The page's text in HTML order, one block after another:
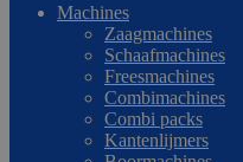
Machines
Zaagmachines
Schaafmachines
Freesmachines
Combimachines
Combi packs
Kantenlijmers